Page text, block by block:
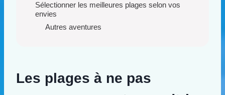
Sélectionner les meilleures plages selon vos
envies
Autres aventures
Les plages à ne pas